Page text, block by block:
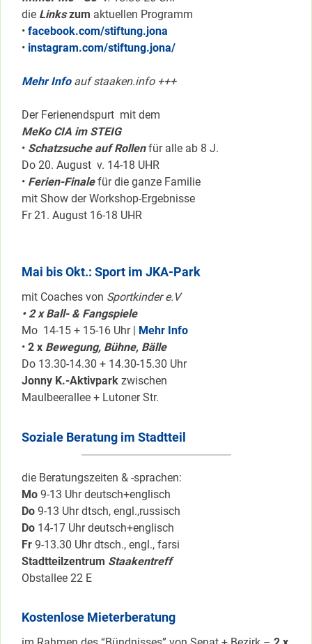
die Linkszum aktuellen Programm
• facebook.com/stiftung.jona
• instagram.com/stiftung.jona/
Mehr Infoauf staaken.info +++
Der Ferienendspurt mit dem
MeKo CIA im STEIG
• Schatzsuche auf Rollenfür alle ab 8 J.
Do 20. August v. 14-18 UHR
• Ferien-Finalefür die ganze Familie
mit Show der Workshop-Ergebnisse
Fr 21. August 16-18 UHR
Mai bis Okt.: Sport im JKA-Park
mit Coaches von Sportkinder e.V
• 2 x Ball- & Fangspiele
Mo 14-15 + 15-16 Uhr | Mehr Info
• 2 x Bewegung, Bühne, Bälle
Do 13.30-14.30 + 14.30-15.30 Uhr
Jonny K.-Aktivpark zwischen
Maulbeerallee + Lutoner Str.
Soziale Beratung im Stadtteil
die Beratungszeiten & -sprachen:
Mo 9-13 Uhr deutsch+englisch
Do 9-13 Uhr dtsch, engl.,russisch
Do 14-17 Uhr deutsch+englisch
Fr 9-13.30 Uhr dtsch., engl., farsi
Stadtteilzentrum Staakentreff
Obstallee 22 E
Kostenlose Mieterberatung